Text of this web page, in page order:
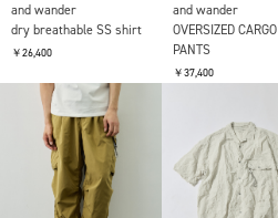
and wander
dry breathable SS shirt
￥26,400
and wander
OVERSIZED CARGO
PANTS
￥37,400